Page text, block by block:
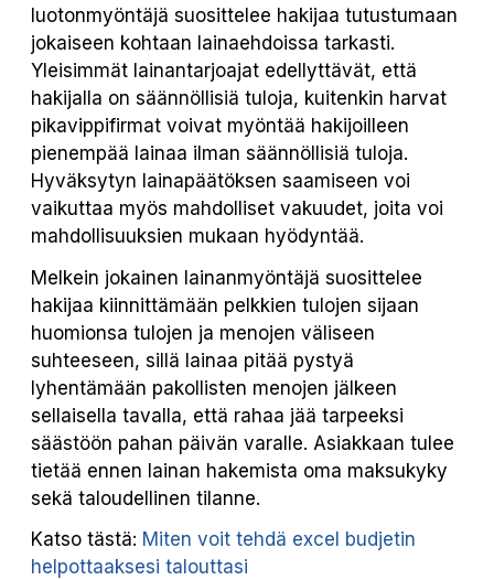
luotonmyöntäjä suosittelee hakijaa tutustumaan
jokaiseen kohtaan lainaehdoissa tarkasti.
Yleisimmät lainantarjoajat edellyttävät, että
hakijalla on säännöllisiä tuloja, kuitenkin harvat
pikavippifirmat voivat myöntää hakijoilleen
pienempää lainaa ilman säännöllisiä tuloja.
Hyväksytyn lainapäätöksen saamiseen voi
vaikuttaa myös mahdolliset vakuudet, joita voi
mahdollisuuksien mukaan hyödyntää.
Melkein jokainen lainanmyöntäjä suosittelee
hakijaa kiinnittämään pelkkien tulojen sijaan
huomionsa tulojen ja menojen väliseen
suhteeseen, sillä lainaa pitää pystyä
lyhentämään pakollisten menojen jälkeen
sellaisella tavalla, että rahaa jää tarpeeksi
säästöön pahan päivän varalle. Asiakkaan tulee
tietää ennen lainan hakemista oma maksukyky
sekä taloudellinen tilanne.
Katso tästä: Miten voit tehdä excel budjetin
helpottaaksesi talouttasi